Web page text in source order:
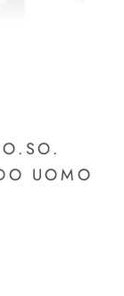
UOMO